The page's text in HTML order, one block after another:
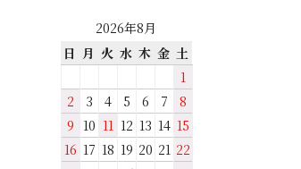
2026年8月
日 月 火 水 木 金 土
1
2
3 4 5 6 7
8
9 10 11 12 13 14 15
16 17 18 19 20 21 22